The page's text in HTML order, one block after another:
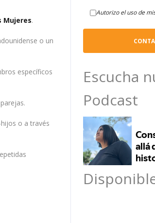
Mujeres.
o un
específicos
o a través
Autorizo el uso de
Escucha
Podcast